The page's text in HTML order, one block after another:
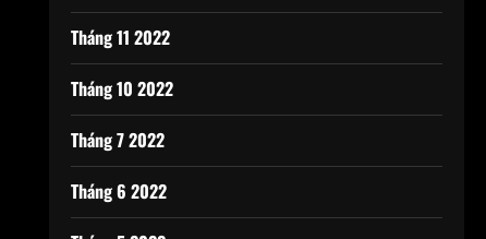
Tháng 11 2022
Tháng 10 2022
Tháng 7 2022
Tháng 6 2022